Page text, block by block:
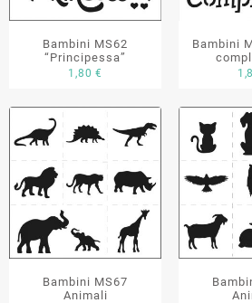
Bambini MS62
“Principessa”
1,80€
Bambini
Bambini MS67
Animali